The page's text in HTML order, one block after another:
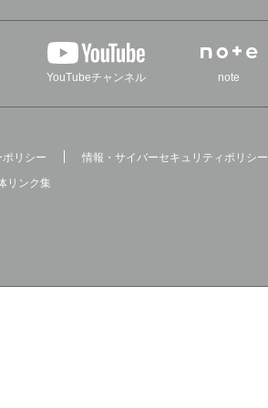
YouTubeチャンネル note
リシー
情報・サイバーセキュリティポリシー
リンク集